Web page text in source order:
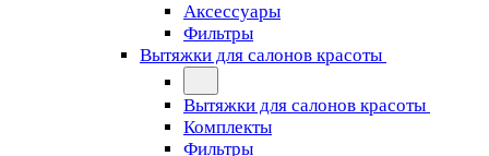
Аксессуары
Фильтры
Вытяжки для салонов красоты
Вытяжки для салонов красоты
Комплекты
Фильтры